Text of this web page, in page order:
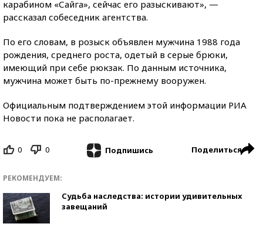
карабином «Сайга», сейчас его разыскивают», —
рассказал собеседник агентства.
По его словам, в розыск объявлен мужчина 1988 года
рождения, среднего роста, одетый в серые брюки,
имеющий при себе рюкзак. По данным источника,
мужчина может быть по-прежнему вооружен.
Официальным подтверждением этой информации РИА
Новости пока не располагает.
0 0 Подпишись Поделиться
РЕКОМЕНДУЕМ:
Судьба наследства: истории удивительных
завещаний